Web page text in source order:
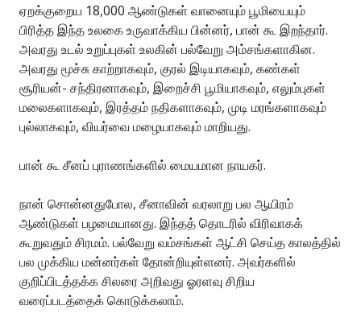
ஏறக்குறைய 18,000 ஆண்டுகள் வானையும் பூமியையும்
பிரித்த இந்த உலகை உருவாக்கிய பின்னர், பான் கூ இறந்தார்.
அவரது உடல் உறுப்புகள் உலகின் பல்வேறு அம்சங்களாகின.
அவரது மூச்சு காற்றாகவும், குரல் இடியாகவும், கண்கள்
சூரியன்- சந்திரனாகவும், இறைச்சி பூமியாகவும், எலும்புகள்
மலைகளாகவும், இரத்தம் நதிகளாகவும், முடி மரங்களாகவும்
புல்லாகவும், வியர்வை மழையாகவும் மாறியது.
பான் கூ சீனப் புராணங்களில் மையமான நாயகர்.
நான் சொன்னதுபோல, சீனாவின் வரலாறு பல ஆயிரம்
ஆண்டுகள் பழமையானது. இந்தத் தொடரில் விரிவாகக்
கூறுவதும் சிரமம். பல்வேறு வம்சங்கள் ஆட்சி செய்த காலத்தில்
பல முக்கிய மன்னர்கள் தோன்றியுள்ளனர். அவர்களில்
குறிப்பிடத்தக்க சிலரை அறிவது ஓரளவு சிறிய
வரைப்படத்தைக் கொடுக்கலாம்.